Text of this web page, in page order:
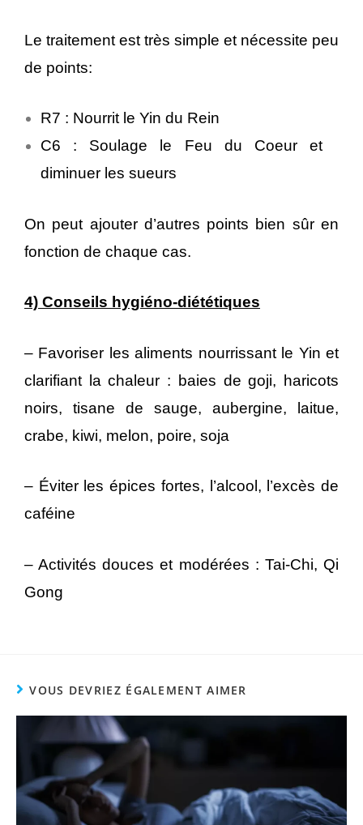
Le traitement est très simple et nécessite peu
de points:
R7 : Nourrit le Yin du Rein
C6 : Soulage le Feu du Coeur et
diminuer les sueurs
On peut ajouter d’autres points bien sûr en
fonction de chaque cas.
4) Conseils hygiéno-diététiques
– Favoriser les aliments nourrissant le Yin et
clarifiant la chaleur : baies de goji, haricots
noirs, tisane de sauge, aubergine, laitue,
crabe, kiwi, melon, poire, soja
– Éviter les épices fortes, l’alcool, l’excès de
caféine
– Activités douces et modérées : Tai-Chi, Qi
Gong
VOUS DEVRIEZ ÉGALEMENT AIMER